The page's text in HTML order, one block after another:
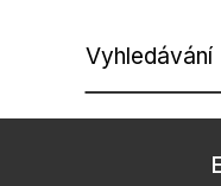
Vyhledávání